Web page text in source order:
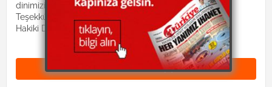
dinimizislam2@gmail.com mail adresine gönderiniz.
Teşekkürler.
Hakiki Dinimiz site yönetimi
Yorum Gönder (0)